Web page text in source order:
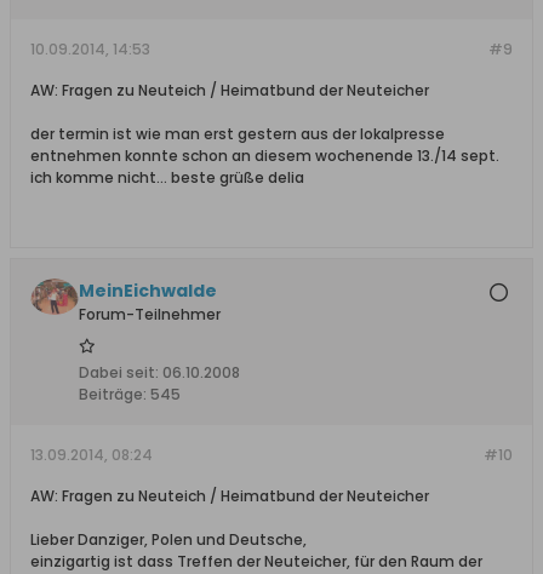
#9
10.09.2014, 14:53
AW: Fragen zu Neuteich / Heimatbund der Neuteicher
der termin ist wie man erst gestern aus der lokalpresse
entnehmen konnte schon an diesem wochenende 13./14 sept.
ich komme nicht... beste grüße delia
MeinEichwalde
Forum-Teilnehmer
Dabei seit: 06.10.2008
Beiträge: 545
#10
13.09.2014, 08:24
AW: Fragen zu Neuteich / Heimatbund der Neuteicher
Lieber Danziger, Polen und Deutsche,
einzigartig ist dass Treffen der Neuteicher, für den Raum der